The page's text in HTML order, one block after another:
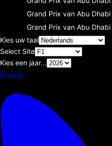
Grand Prix van Abu Dhabi
Grand Prix van Abu Dhabi
Kies uw taal
Select Site
Kies een jaar...
Bluesky